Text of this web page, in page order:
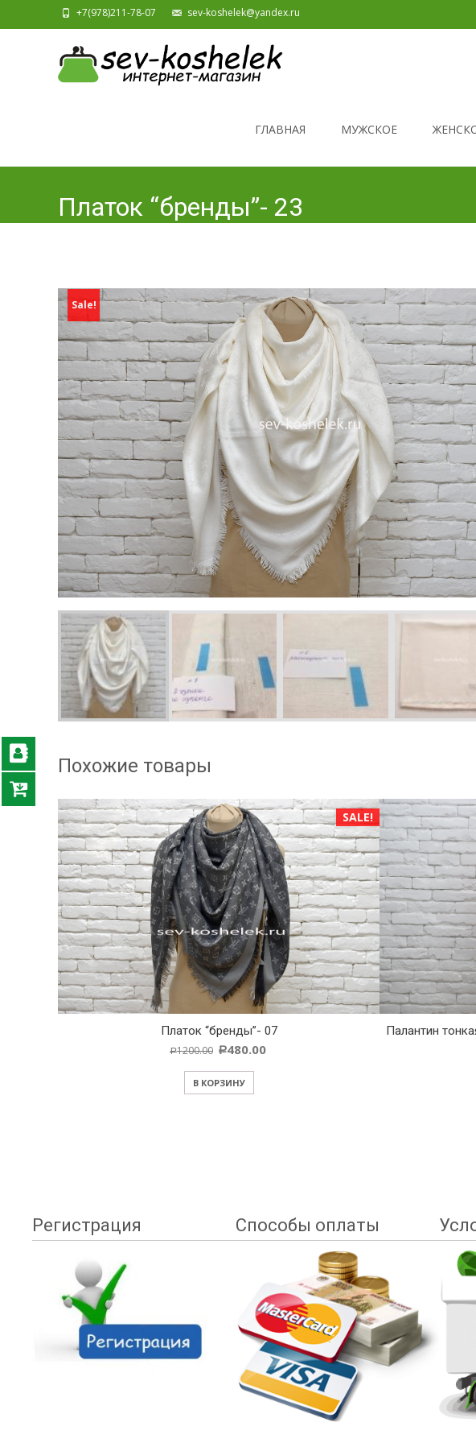
+7(978)211-78-07 sev-koshelek@yandex.ru
ГЛАВНАЯ
МУЖСКОЕ
Платок “бренды”- 23
Sale!
Похожие товары
SALE!
Платок “бренды”- 07
Р1200.00 Р480.00
В КОРЗИНУ
Палантин
Регистрация Способы оплаты